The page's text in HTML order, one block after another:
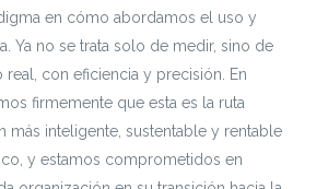
en cómo abordamos el uso y
Ya no se trata solo de medir, sino de
real, con eficiencia y precisión. En
firmemente que esta es la ruta
más inteligente, sustentable y rentable
y estamos comprometidos en